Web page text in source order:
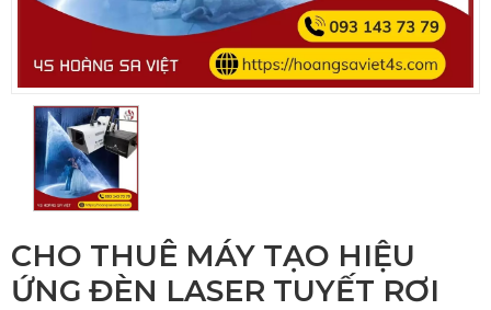
CHO THUÊ MÁY TẠO HIỆU
ỨNG ĐÈN LASER TUYẾT RƠI